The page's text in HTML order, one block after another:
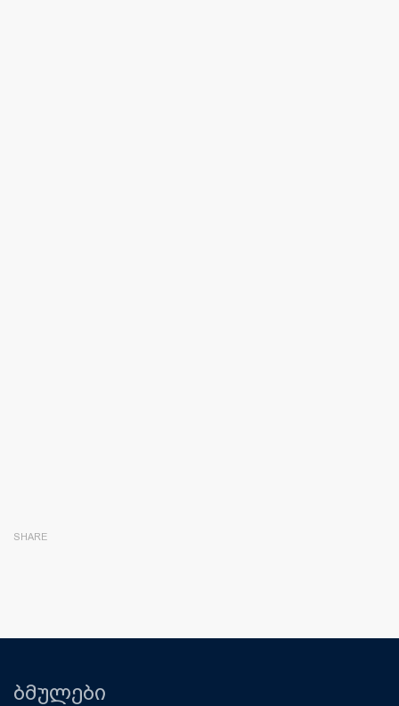
SHARE
ბმულები